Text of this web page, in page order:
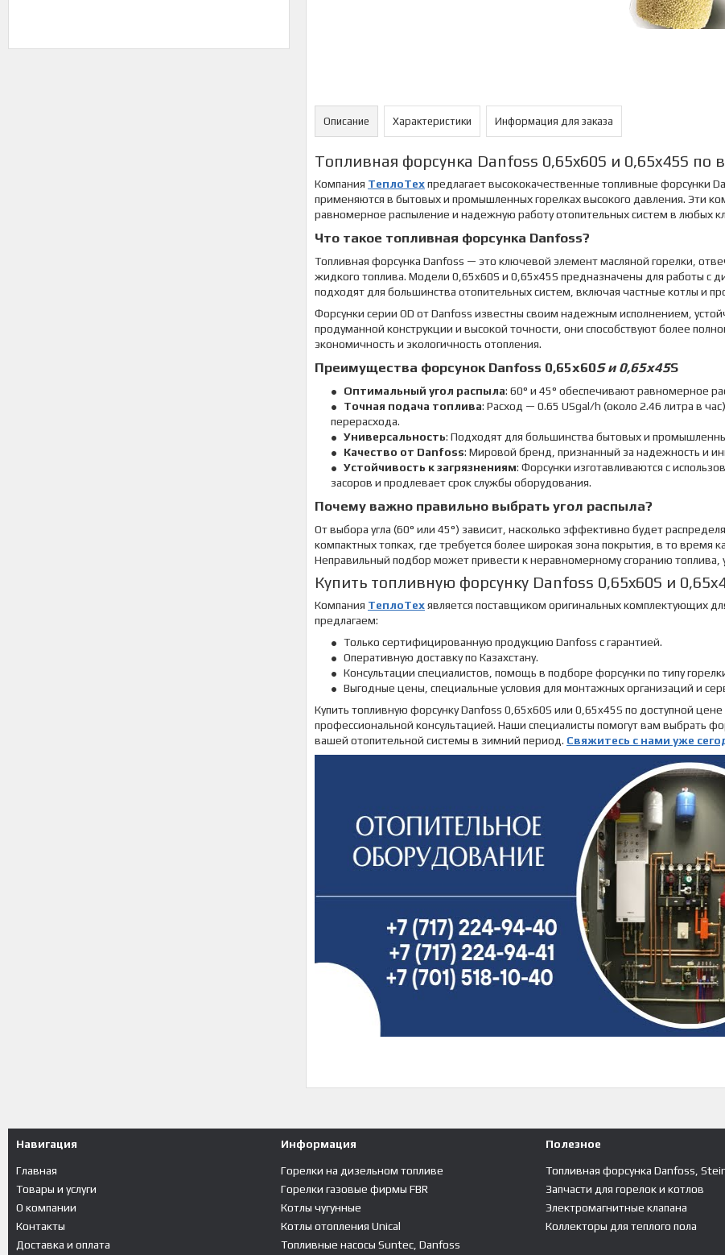
Описание Характеристики Информация для заказа
Топливная форсунка Danfoss 0,65x60S и 0,65x45S по
Компания ТеплоТехпредлагает высококачественные топливные форсунки
применяются в бытовых и промышленных горелках высокого давления. Эти
равномерное распыление и надежную работу отопительных систем в любых
Что такое топливная форсунка Danfoss?
Топливная форсунка Danfoss — это ключевой элемент масляной горелки,
жидкого топлива. Модели 0,65x60S и 0,65x45S предназначены для работы
подходят для большинства отопительных систем, включая частные котлы и
Форсунки серии OD от Danfoss известны своим надежным исполнением,
продуманной конструкции и высокой точности, они способствуют более
экономичность и экологичность отопления.
Преимущества форсунок Danfoss 0,65x60S и 0,65x45S
Оптимальный угол распыла: 60° и 45° обеспечивают равномерное
Точная подача топлива: Расход — 0.65 USgal/h (около 2.46 литра в
перерасхода.
Универсальность: Подходят для большинства бытовых и
Качество от Danfoss: Мировой бренд, признанный за надежность и
Устойчивость к загрязнениям: Форсунки изготавливаются с
засоров и продлевает срок службы оборудования.
Почему важно правильно выбрать угол распыла?
От выбора угла (60° или 45°) зависит, насколько эффективно будет
компактных топках, где требуется более широкая зона покрытия, в то время
Неправильный подбор может привести к неравномерному сгоранию
Купить топливную форсунку Danfoss 0,65x60S и
Компания ТеплоТехявляется поставщиком оригинальных комплектующих
предлагаем:
Только сертифицированную продукцию Danfoss с гарантией.
Оперативную доставку по Казахстану.
Консультации специалистов, помощь в подборе форсунки по типу
Выгодные цены, специальные условия для монтажных организаций и
Купить топливную форсунку Danfoss 0,65x60S или 0,65x45S по доступной
профессиональной консультацией. Наши специалисты помогут вам выбрать
вашей отопительной системы в зимний период. Свяжитесь с нами уже
Навигация
Главная
Товары и услуги
О компании
Контакты
Доставка и оплата
Информация
Горелки на дизельном топливе
Горелки газовые фирмы FBR
Котлы чугунные
Котлы отопления Unical
Топливные насосы Suntec, Danfoss
Полезное
Топливная форсунка Danfoss,
Запчасти для горелок и котлов
Электромагнитные клапана
Коллекторы для теплого пола